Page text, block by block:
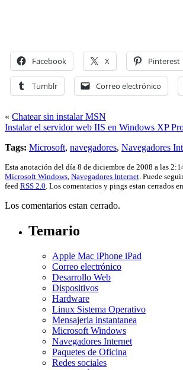
Facebook X Pinterest
Tumblr Correo electrónico
« Chatear sin instalar MSN
Instalar el servidor web IIS en Windows XP
Tags: Microsoft, navegadores, Navegadores
Esta anotación del día 8 de diciembre de 2008 a las
Microsoft Windows Navegadores Internet . Puede
feed RSS 2.0 . Los comentarios y pings estan cerrados
Los comentarios estan cerrado.
Temario
Apple Mac iPhone iPad
Correo electrónico
Desarrollo Web
Dispositivos
Hardware
Linux Sistema Operativo
Mensajeria instantanea
Microsoft Windows
Navegadores Internet
Paquetes de Oficina
Redes sociales